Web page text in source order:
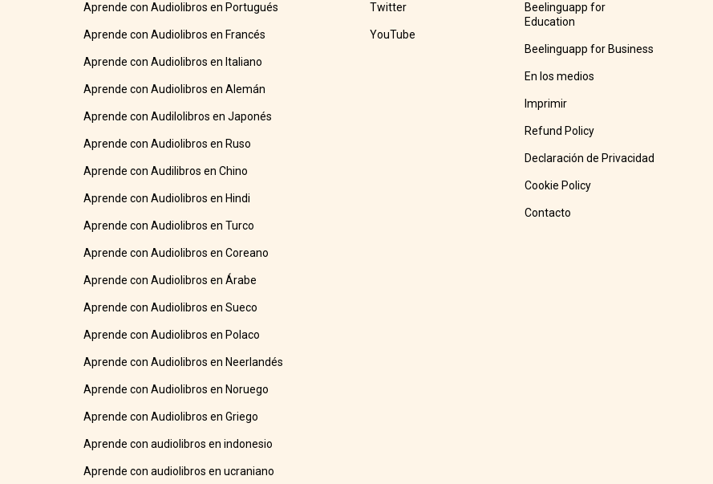
Aprende con Audiolibros en Portugués
Aprende con Audiolibros en Francés
Aprende con Audiolibros en Italiano
Aprende con Audiolibros en Alemán
Aprende con Audilolibros en Japonés
Aprende con Audiolibros en Ruso
Aprende con Audilibros en Chino
Aprende con Audiolibros en Hindi
Aprende con Audiolibros en Turco
Aprende con Audiolibros en Coreano
Aprende con Audiolibros en Árabe
Aprende con Audiolibros en Sueco
Aprende con Audiolibros en Polaco
Aprende con Audiolibros en Neerlandés
Aprende con Audiolibros en Noruego
Aprende con Audiolibros en Griego
Aprende con audiolibros en indonesio
Aprende con audiolibros en ucraniano
Twitter
YouTube
Beelinguapp for
Education
Beelinguapp for Business
En los medios
Imprimir
Refund Policy
Declaración de Privacidad
Cookie Policy
Contacto